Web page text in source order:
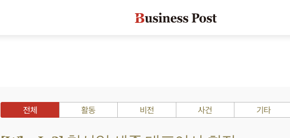
전체 활동 비전 사건 기타